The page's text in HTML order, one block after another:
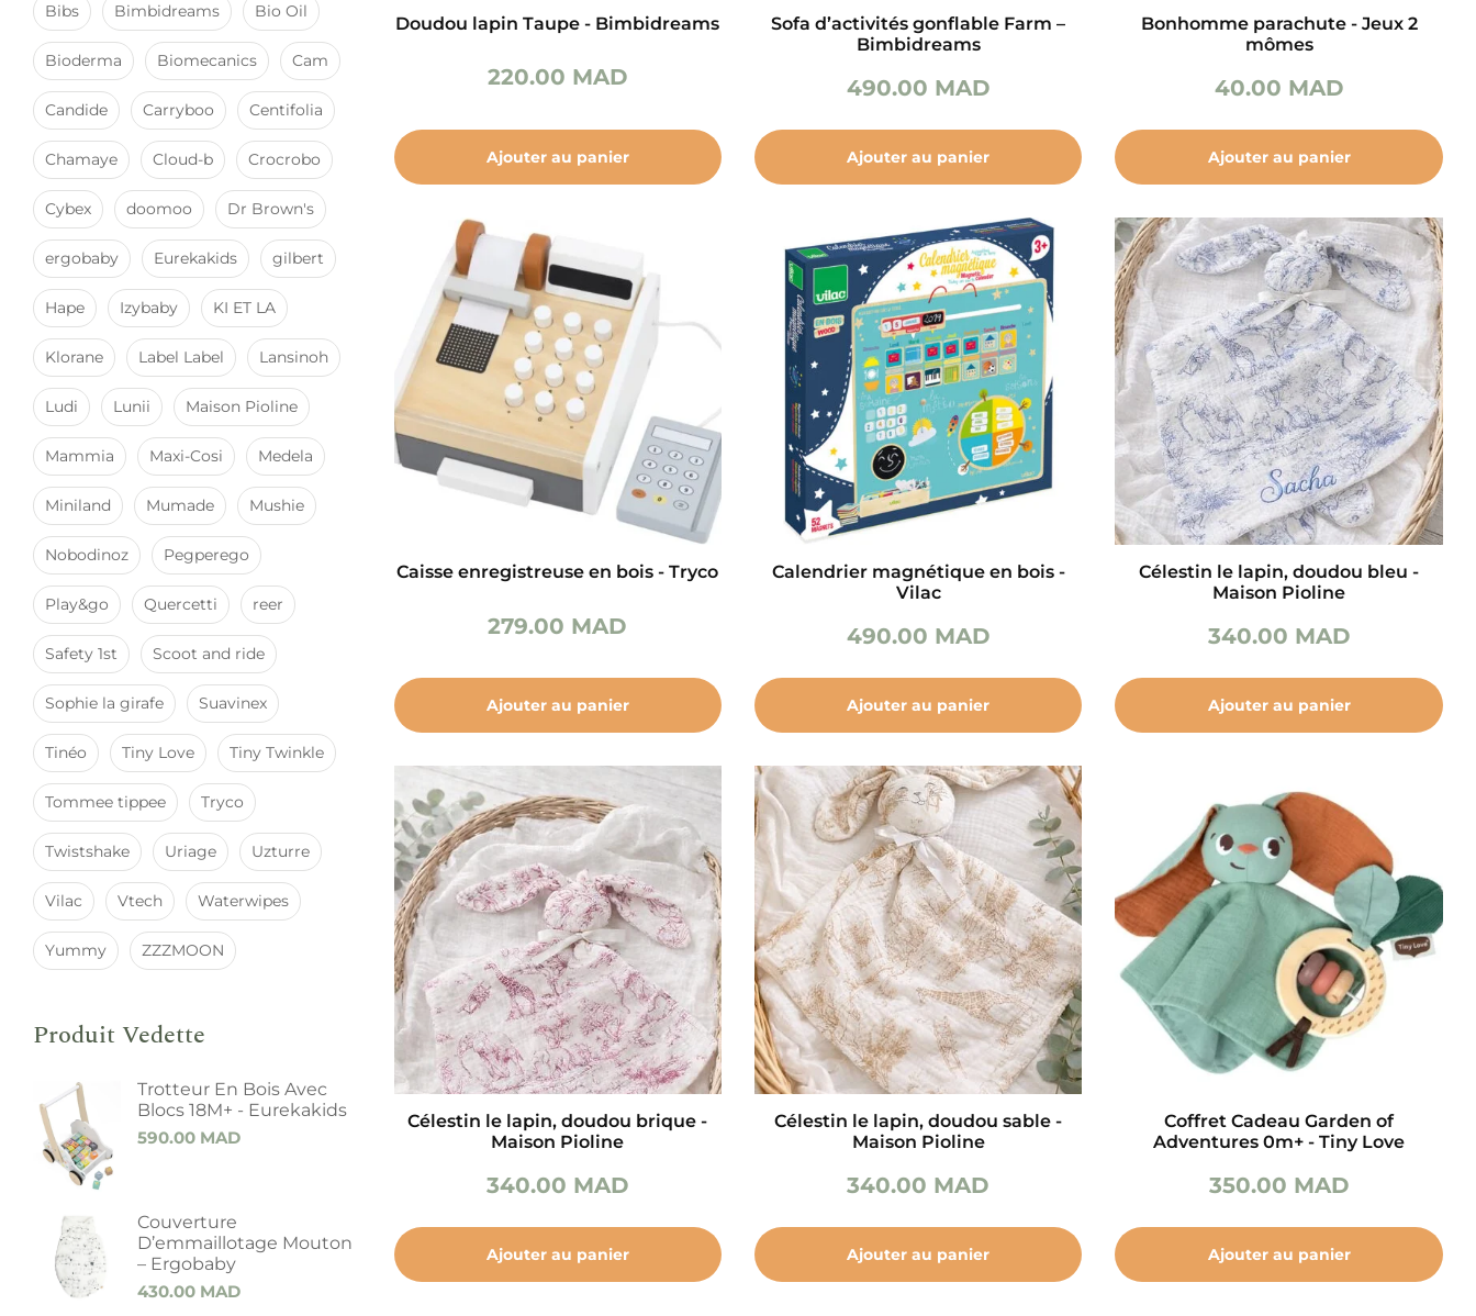
Bibs Bimbidreams Bio Oil
Bioderma Biomecanics Cam
Candide Carryboo Centifolia
Chamaye Cloud-b Crocrobo
Cybex doomoo Dr Brown's
ergobaby Eurekakids gilbert
Hape Izybaby KI ET LA
Klorane Label Label Lansinoh
Ludi Lunii Maison Pioline
Mammia Maxi-Cosi Medela
Miniland Mumade Mushie
Nobodinoz Pegperego
Play&go Quercetti reer
Safety 1st Scoot and ride
Sophie la girafe Suavinex
Tinéo Tiny Love Tiny Twinkle
Tommee tippee Tryco
Twistshake Uriage Uzturre
Vilac Vtech Waterwipes
Yummy ZZZMOON
Produit Vedette
Trotteur En Bois Avec
Blocs 18M+ - Eurekakids
590.00 MAD
Couverture
D’emmaillotage Mouton
– Ergobaby
430.00 MAD
Doudou lapin Taupe - Bimbidreams
220.00 MAD
Ajouter au panier
Sofa d’activités gonflable Farm –
Bimbidreams
490.00 MAD
Ajouter au panier
Bonhomme parachute - Jeux 2
mômes
40.00 MAD
Ajouter au panier
Caisse enregistreuse en bois - Tryco
279.00 MAD
Ajouter au panier
Calendrier magnétique en bois -
Vilac
490.00 MAD
Ajouter au panier
Célestin le lapin, doudou bleu -
Maison Pioline
340.00 MAD
Ajouter au panier
Célestin le lapin, doudou brique -
Maison Pioline
340.00 MAD
Ajouter au panier
Célestin le lapin, doudou sable -
Maison Pioline
340.00 MAD
Ajouter au panier
Coffret Cadeau Garden of
Adventures 0m+ - Tiny Love
350.00 MAD
Ajouter au panier